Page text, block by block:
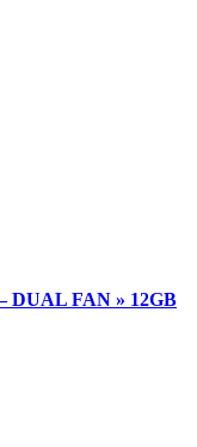
DUAL FAN » 12GB